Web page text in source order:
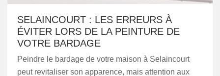
SELAINCOURT : LES ERREURS À
ÉVITER LORS DE LA PEINTURE DE
VOTRE BARDAGE
Peindre le bardage de votre maison à Selaincourt
peut revitaliser son apparence, mais attention aux